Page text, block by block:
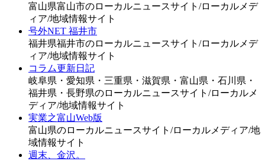
富山県富山市のローカルニュースサイト/ローカルメデ
ィア/地域情報サイト
号外NET 福井市
福井県福井市のローカルニュースサイト/ローカルメデ
ィア/地域情報サイト
コラム更新日記
岐阜県・愛知県・三重県・滋賀県・富山県・石川県・
福井県・長野県のローカルニュースサイト/ローカルメ
ディア/地域情報サイト
実業之富山Web版
富山県のローカルニュースサイト/ローカルメディア/地
域情報サイト
週末、金沢。